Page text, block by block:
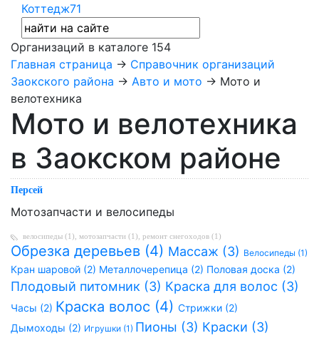
Коттедж71
Организаций в каталоге 154
Главная страница → Справочник организаций
Заокского района → Авто и мото → Мото и
велотехника
Мото и велотехника
в Заокском районе
Персей
Мотозапчасти и велосипеды
велосипеды (1) мотозапчасти (1) ремонт снегоходов (1)
Обрезка деревьев (4) Массаж (3) Велосипеды (1)
Кран шаровой (2) Металлочерепица (2) Половая доска (2)
Плодовый питомник (3) Краска для волос (3)
Часы (2) Краска волос (4) Стрижки (2)
Дымоходы (2) Игрушки (1) Пионы (3) Краски (3)